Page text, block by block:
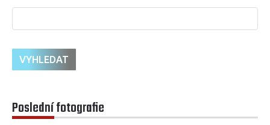
Poslední fotografie